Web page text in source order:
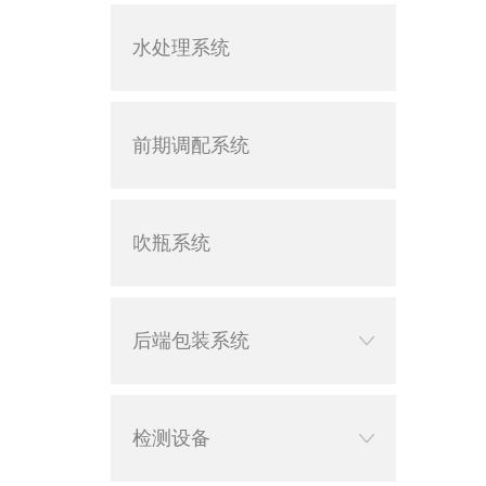
水处理系统
前期调配系统
吹瓶系统
后端包装系统
检测设备